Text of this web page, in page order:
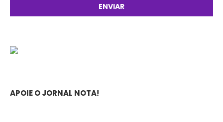
APOIE O JORNAL NOTA!